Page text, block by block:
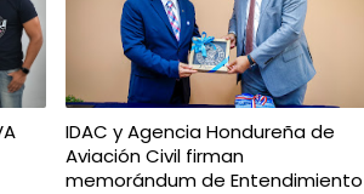
IDAC y Agencia Hondureña de
Aviación Civil firman
memorándum de Entendimiento